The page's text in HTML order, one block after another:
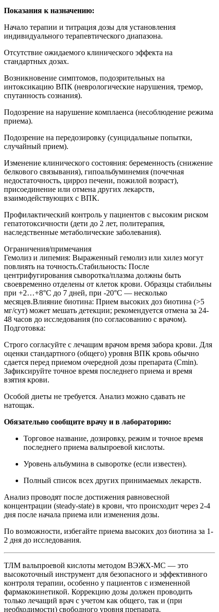
Показания к назначению:
Начало терапии и титрация дозы для установления
индивидуального терапевтического диапазона.
Отсутствие ожидаемого клинического эффекта на
стандартных дозах.
Возникновение симптомов, подозрительных на
интоксикацию ВПК (неврологические нарушения, тремор,
спутанность сознания).
Подозрение на нарушение комплаенса (несоблюдение режима
приема).
Подозрение на передозировку (суицидальные попытки,
случайный прием).
Изменение клинического состояния: беременность (снижение
белкового связывания), гипоальбуминемия (почечная
недостаточность, цирроз печени, пожилой возраст),
присоединение или отмена других лекарств,
взаимодействующих с ВПК.
Профилактический контроль у пациентов с высоким риском
гепатотоксичности (дети до 2 лет, политерапия,
наследственные метаболические заболевания).
Ограничения/примечания
Гемолиз и липемия: Выраженный гемолиз или хилез могут
повлиять на точность.Стабильность: После
центрифугирования сыворотка/плазма должны быть
своевременно отделены от клеток крови. Образцы стабильны
при +2…+8°C до 7 дней, при -20°C — несколько
месяцев.Влияние биотина: Прием высоких доз биотина (>5
мг/сут) может мешать детекции; рекомендуется отмена за 24-
48 часов до исследования (по согласованию с врачом).
Подготовка:
Строго согласуйте с лечащим врачом время забора крови. Для
оценки стандартного (общего) уровня ВПК кровь обычно
сдается перед приемом очередной дозы препарата (Cmin).
Зафиксируйте точное время последнего приема и время
взятия крови.
Особой диеты не требуется. Анализ можно сдавать не
натощак.
Обязательно сообщите врачу и в лабораторию:
Торговое название, дозировку, режим и точное время
последнего приема вальпроевой кислоты.
Уровень альбумина в сыворотке (если известен).
Полный список всех других принимаемых лекарств.
Анализ проводят после достижения равновесной
концентрации (steady-state) в крови, что происходит через 2-4
дня после начала приема или изменения дозы.
По возможности, избегайте приема высоких доз биотина за 1-
2 дня до исследования.
ТЛМ вальпроевой кислоты методом ВЭЖХ-МС — это
высокоточный инструмент для безопасного и эффективного
контроля терапии, особенно у пациентов с измененной
фармакокинетикой. Коррекцию дозы должен проводить
только лечащий врач с учетом как общего, так и (при
необходимости) свободного уровня препарата.